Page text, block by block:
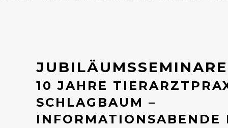
JUBILÄUMSSEMINARE
10 JAHRE
SCHLAGBAUM –
INFORMATIONSABENDE